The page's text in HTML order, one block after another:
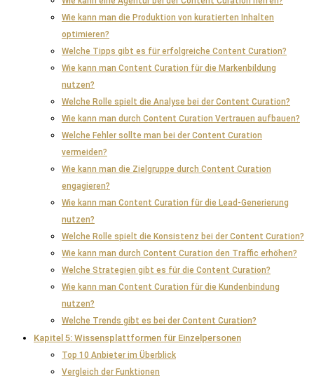
Wie kann man die Produktion von kuratierten Inhalten
optimieren?
Welche Tipps gibt es für erfolgreiche Content Curation?
Wie kann man Content Curation für die Markenbildung
nutzen?
Welche Rolle spielt die Analyse bei der Content Curation?
Wie kann man durch Content Curation Vertrauen aufbauen?
Welche Fehler sollte man bei der Content Curation
vermeiden?
Wie kann man die Zielgruppe durch Content Curation
engagieren?
Wie kann man Content Curation für die Lead-Generierung
nutzen?
Welche Rolle spielt die Konsistenz bei der Content Curation?
Wie kann man durch Content Curation den Traffic erhöhen?
Welche Strategien gibt es für die Content Curation?
Wie kann man Content Curation für die Kundenbindung
nutzen?
Welche Trends gibt es bei der Content Curation?
Kapitel 5: Wissensplattformen für Einzelpersonen
Top 10 Anbieter im Überblick
Vergleich der Funktionen